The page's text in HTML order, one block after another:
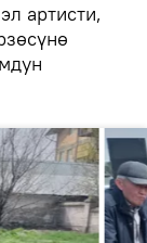
артисти,